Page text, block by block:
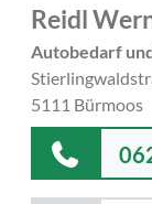
Reidl
Autobedarf
5111 Bürmoos